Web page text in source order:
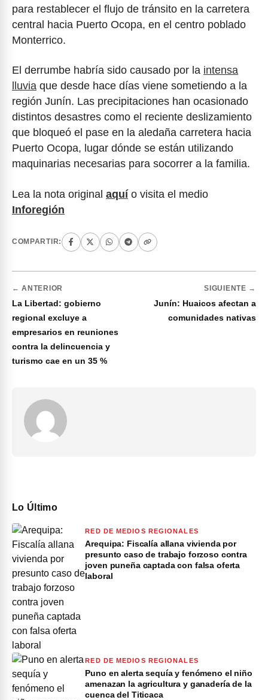
para restablecer el flujo de tránsito en la carretera
central hacia Puerto Ocopa, en el centro poblado
Monterrico.
El derrumbe habría sido causado por la intensa
lluvia que desde hace días viene sometiendo a la
región Junín. Las precipitaciones han ocasionado
distintos desastres como el reciente deslizamiento
que bloqueó el pase en la aledaña carretera hacia
Puerto Ocopa, lugar dónde se están utilizando
maquinarias necesarias para socorrer a la familia.
Lea la nota original aquío visita el medio
Inforegión
COMPARTIR:
← ANTERIOR
La Libertad: gobierno
regional excluye a
empresarios en reuniones
contra la delincuencia y
turismo cae en un 35 %
SIGUIENTE →
Junín: Huaicos afectan a
comunidades nativas
Lo Último
RED DE MEDIOS REGIONALES
Arequipa: Fiscalía allana vivienda por
presunto caso de trabajo forzoso contra
joven puneña captada con falsa oferta
laboral
RED DE MEDIOS REGIONALES
Puno en alerta sequía y fenómeno el niño
amenazan la agricultura y ganadería de la
cuenca del Titicaca